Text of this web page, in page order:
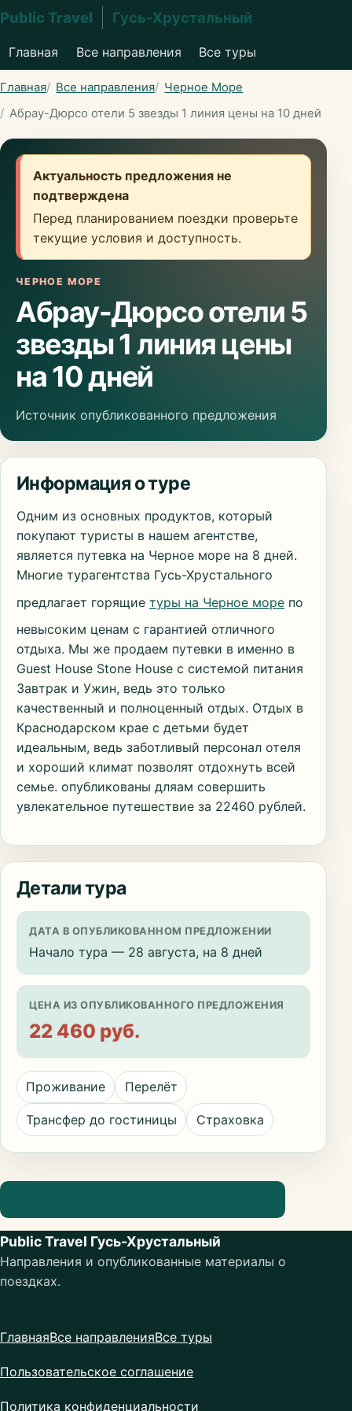
Public Travel Гусь-Хрустальный
Главная Все направления Все туры
Главная Все направления
Черное Море
Абрау-Дюрсо отели 5 звезды 1 линия цены на 10 дней
Актуальность предложения не
подтверждена
Перед планированием поездки проверьте
текущие условия и доступность.
ЧЕРНОЕ МОРЕ
Абрау-Дюрсо отели 5
звезды 1 линия цены
на 10 дней
Источник опубликованного предложения
Информация о туре
Одним из основных продуктов, который
покупают туристы в нашем агентстве,
является путевка на Черное море на 8 дней.
Многие турагентства Гусь-Хрустального
предлагает горящие туры на Черное море по
невысоким ценам с гарантией отличного
отдыха. Мы же продаем путевки в именно в
Guest House Stone House с системой питания
Завтрак и Ужин, ведь это только
качественный и полноценный отдых. Отдых в
Краснодарском крае с детьми будет
идеальным, ведь заботливый персонал отеля
и хороший климат позволят отдохнуть всей
семье. опубликованы дляам совершить
увлекательное путешествие за 22460 рублей.
Детали тура
ДАТА В ОПУБЛИКОВАННОМ ПРЕДЛОЖЕНИИ
Начало тура — 28 августа, на 8 дней
ЦЕНА ИЗ ОПУБЛИКОВАННОГО ПРЕДЛОЖЕНИЯ
22 460 руб.
Проживание Перелёт
Трансфер до гостиницы Страховка
Public Travel Гусь-Хрустальный
Направления и опубликованные материалы о
поездках.
ГлавнаяВсе направленияВсе туры
Пользовательское соглашение
Политика конфиденциальности